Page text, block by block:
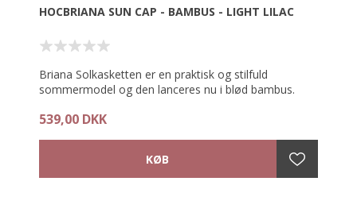
HOCBRIANA SUN CAP - BAMBUS - LIGHT LILAC
Briana Solkasketten er en praktisk og stilfuld
sommermodel og den lanceres nu i blød bambus.
Med UPF 50+ solbeskyttelse - højeste certificering i
Den brede skygge og de lange dekorative bånd giver
fin beskytttelse af ansigt og den solfølsomme nakke.
539,00 DKK